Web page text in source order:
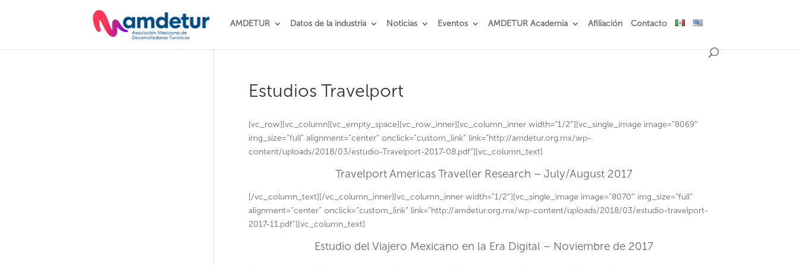
AMDETUR Datos de la industria Noticias Eventos AMDETUR Academia Afiliación Contacto
Estudios Travelport
[vc_row][vc_column][vc_empty_space][vc_row_inner][vc_column_inner width=”1/2″][vc_single_image image=”8069″
img_size=”full” alignment=”center” onclick=”custom_link” link=”http://amdetur.org.mx/wp-
content/uploads/2018/03/estudio-Travelport-2017-08.pdf”][vc_column_text]
Travelport Americas Traveller Research – July/August 2017
[/vc_column_text][/vc_column_inner][vc_column_inner width=”1/2″][vc_single_image image=”8070″ img_size=”full”
alignment=”center” onclick=”custom_link” link=”http://amdetur.org.mx/wp-content/uploads/2018/03/estudio-travelport-
2017-11.pdf”][vc_column_text]
Estudio del Viajero Mexicano en la Era Digital – Noviembre de 2017